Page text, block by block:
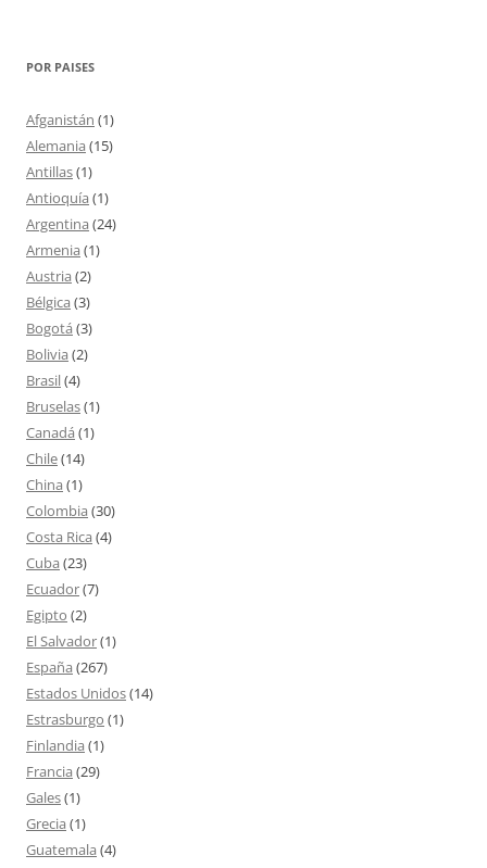
POR PAISES
Afganistán (1)
Alemania (15)
Antillas(1)
Antioquía (1)
Argentina (24)
Armenia (1)
Austria (2)
Bélgica (3)
Bogotá (3)
Bolivia (2)
Brasil(4)
Bruselas(1)
Canadá (1)
Chile(14)
China (1)
Colombia (30)
Costa Rica (4)
Cuba (23)
Ecuador(7)
Egipto (2)
El Salvador(1)
España (267)
Estados Unidos(14)
Estrasburgo (1)
Finlandia (1)
Francia (29)
Gales(1)
Grecia (1)
Guatemala (4)